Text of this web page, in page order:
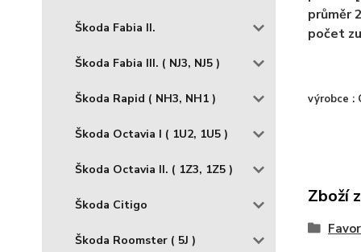
Škoda Fabia II.
Škoda Fabia III. ( NJ3, NJ5 )
Škoda Rapid ( NH3, NH1 )
Škoda Octavia I ( 1U2, 1U5 )
Škoda Octavia II. ( 1Z3, 1Z5 )
Škoda Citigo
Škoda Roomster ( 5J )
průměr
počet
výrobce :
Zboží